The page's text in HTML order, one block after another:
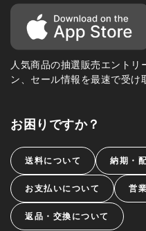
人気商品の抽選販売エント
ン、セール情報を最速で受け
お困りですか？
送料について 納期・
お支払いについて 営
返品・交換について